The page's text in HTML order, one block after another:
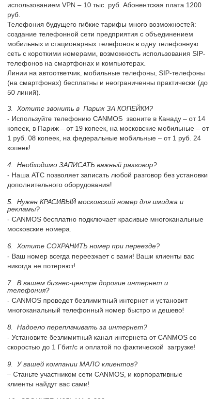
использованием VPN – 10 тыс. руб. Абонентская плата 1200
руб.
Телефония будущего гибкие тарифы много возможностей:
создание телефонной сети предприятия с объединением
мобильных и стационарных телефонов в одну телефонную
сеть с короткими номерами, возможность использования SIP-
телефонов на смартфонах и компьютерах.
Линии на автоответчик, мобильные телефоны, SIP-телефоны
(на смартфонах) бесплатны и неограниченны практически (до
50 линий).
3. Хотите звонить в Париж ЗА КОПЕЙКИ?
- Используйте телефонию CANMOS звоните в Канаду – от 14
копеек, в Париж – от 19 копеек, на московские мобильные – от
1 руб. 08 копеек, на федеральные мобильные – от 1 руб. 24
копеек!
4. Необходимо ЗАПИСАТЬ важный разговор?
- Наша АТС позволяет записать любой разговор без установки
дополнительного оборудования!
5. Нужен КРАСИВЫЙ московский номер для имиджа и
рекламы?
- CANMOS бесплатно подключает красивые многоканальные
московские номера.
6. Хотите СОХРАНИТЬ номер при переезде?
- Ваш номер всегда переезжает с вами! Ваши клиенты вас
никогда не потеряют!
7. В вашем бизнес-центре дорогие интернет и
телефония?
- CANMOS проведет безлимитный интернет и установит
многоканальный телефонный номер быстро и дешево!
8. Надоело переплачивать за интернет?
- Установите безлимитный канал интернета от CANMOS со
скоростью до 1 Гбит/с и оплатой по фактической загрузке!
9. У вашей компании МАЛО клиентов?
– Станьте участником сети CANMOS, и корпоративные
клиенты найдут вас сами!